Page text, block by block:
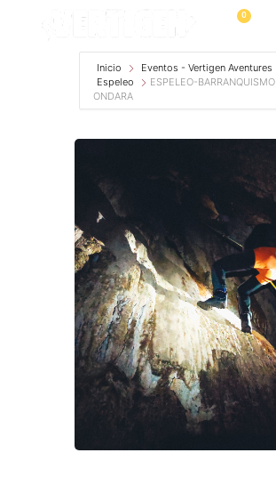
0
Inicio
Eventos - Vertigen Aventures
Espeleo
ESPELEO-BARRANQUISMO
ONDARA